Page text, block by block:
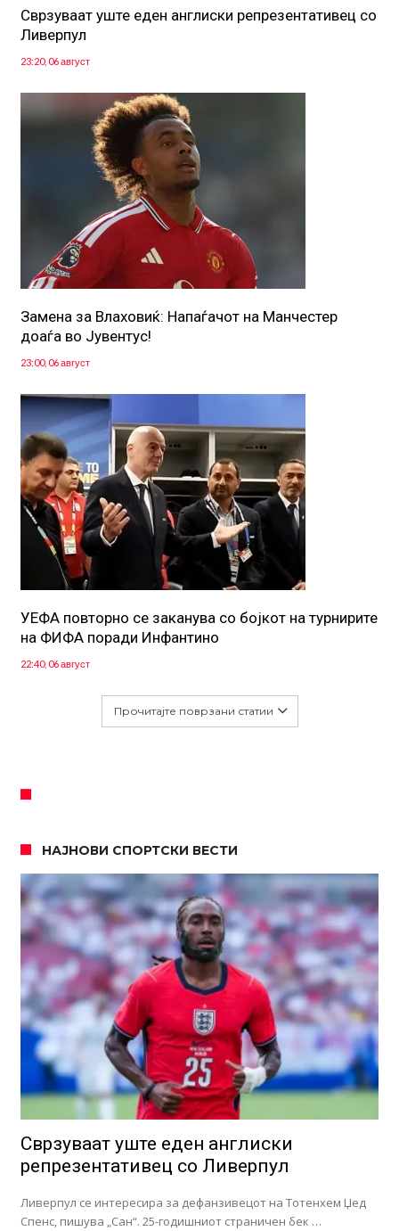
Сврзуваат уште еден англиски репрезентативец со
Ливерпул
23:20, 06 август
Замена за Влаховиќ: Напаѓачот на Манчестер
доаѓа во Јувентус!
23:00, 06 август
УЕФА повторно се заканува со бојкот на турнирите
на ФИФА поради Инфантино
22:40, 06 август
Прочитајте поврзани статии
НАЈНОВИ СПОРТСКИ ВЕСТИ
Сврзуваат уште еден англиски
репрезентативец со Ливерпул
Ливерпул се интересира за дефанзивецот на Тотенхем Џед
Спенс, пишува „Сан“. 25-годишниот страничен бек …